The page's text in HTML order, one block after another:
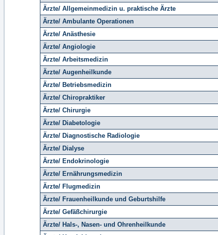
Ärzte/ Allgemeinmedizin u. praktische Ärzte
Ärzte/ Ambulante Operationen
Ärzte/ Anästhesie
Ärzte/ Angiologie
Ärzte/ Arbeitsmedizin
Ärzte/ Augenheilkunde
Ärzte/ Betriebsmedizin
Ärzte/ Chiropraktiker
Ärzte/ Chirurgie
Ärzte/ Diabetologie
Ärzte/ Diagnostische Radiologie
Ärzte/ Dialyse
Ärzte/ Endokrinologie
Ärzte/ Ernährungsmedizin
Ärzte/ Flugmedizin
Ärzte/ Frauenheilkunde und Geburtshilfe
Ärzte/ Gefäßchirurgie
Ärzte/ Hals-, Nasen- und Ohrenheilkunde